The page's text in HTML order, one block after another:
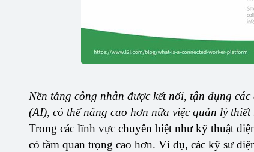
Nền tảng công nhân được kết nối, tận dụng
(AI), có thể nâng cao hơn nữa việc quản lý
Trong các lĩnh vực chuyên biệt như kỹ thuật
có tầm quan trọng cao hơn. Ví dụ, các kỹ sư